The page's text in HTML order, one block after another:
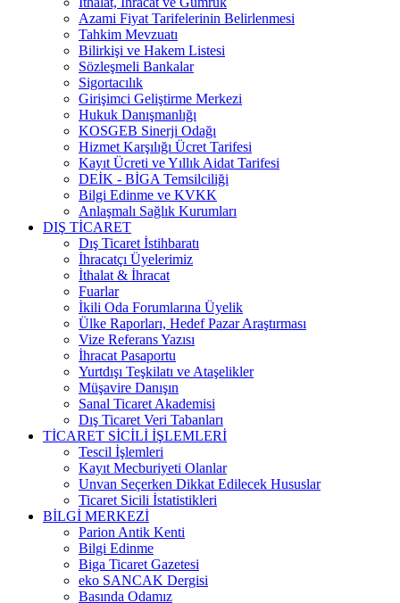
Azami Fiyat Tarifelerinin Belirlenmesi
Tahkim Mevzuatı
Bilirkişi ve Hakem Listesi
Sözleşmeli Bankalar
Sigortacılık
Girişimci Geliştirme Merkezi
Hukuk Danışmanlığı
KOSGEB Sinerji Odağı
Hizmet Karşılığı Ücret Tarifesi
Kayıt Ücreti ve Yıllık Aidat Tarifesi
DEİK - BİGA Temsilciliği
Bilgi Edinme ve KVKK
Anlaşmalı Sağlık Kurumları
DIŞ TİCARET
Dış Ticaret İstihbaratı
İhracatçı Üyelerimiz
İthalat & İhracat
Fuarlar
İkili Oda Forumlarına Üyelik
Ülke Raporları, Hedef Pazar Araştırması
Vize Referans Yazısı
İhracat Pasaportu
Yurtdışı Teşkilatı ve Ataşelikler
Müşavire Danışın
Sanal Ticaret Akademisi
Dış Ticaret Veri Tabanları
TİCARET SİCİLİ İŞLEMLERİ
Tescil İşlemleri
Kayıt Mecburiyeti Olanlar
Unvan Seçerken Dikkat Edilecek Hususlar
Ticaret Sicili İstatistikleri
BİLGİ MERKEZİ
Parion Antik Kenti
Bilgi Edinme
Biga Ticaret Gazetesi
eko SANCAK Dergisi
Basında Odamız